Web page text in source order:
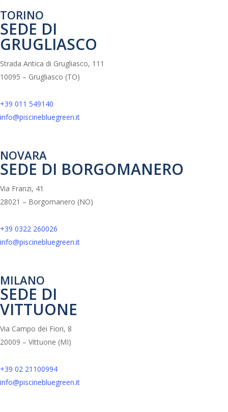
TORINO
SEDE DI
GRUGLIASCO
Strada Antica di Grugliasco, 111
10095 – Grugliasco (TO)
+39 011 549140
info@piscinebluegreen.it
NOVARA
SEDE DI BORGOMANERO
Via Franzi, 41
28021 – Borgomanero (NO)
+39 0322 260026
info@piscinebluegreen.it
MILANO
SEDE DI
VITTUONE
Via Campo dei Fiori, 8
20009 – Vittuone (MI)
+39 02 21100994
info@piscinebluegreen.it